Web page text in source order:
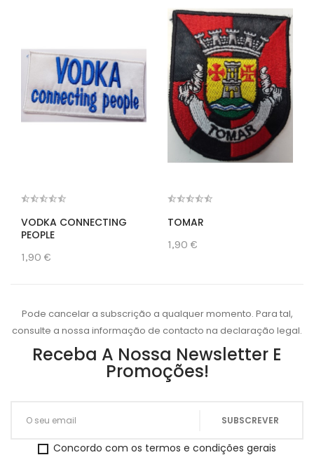
VODKA CONNECTING
PEOPLE
1,90 €
TOMAR
1,90 €
Pode cancelar a subscrição a qualquer momento. Para tal,
consulte a nossa informação de contacto na declaração legal.
Receba A Nossa Newsletter E
Promoções!
Concordo com os termos e condições gerais